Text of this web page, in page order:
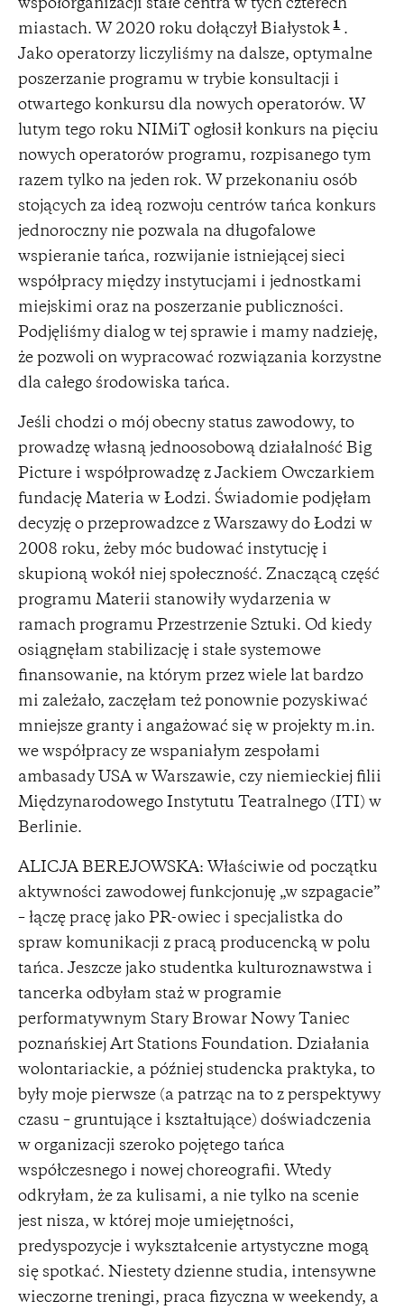
współorganizacji stałe centra w tych czterech
miastach. W 2020 roku dołączył Białystok 1 .
Jako operatorzy liczyliśmy na dalsze, optymalne
poszerzanie programu w trybie konsultacji i
otwartego konkursu dla nowych operatorów. W
lutym tego roku NIMiT ogłosił konkurs na pięciu
nowych operatorów programu, rozpisanego tym
razem tylko na jeden rok. W przekonaniu osób
stojących za ideą rozwoju centrów tańca konkurs
jednoroczny nie pozwala na długofalowe
wspieranie tańca, rozwijanie istniejącej sieci
współpracy między instytucjami i jednostkami
miejskimi oraz na poszerzanie publiczności.
Podjęliśmy dialog w tej sprawie i mamy nadzieję,
że pozwoli on wypracować rozwiązania korzystne
dla całego środowiska tańca.
Jeśli chodzi o mój obecny status zawodowy, to
prowadzę własną jednoosobową działalność Big
Picture i współprowadzę z Jackiem Owczarkiem
fundację Materia w Łodzi. Świadomie podjęłam
decyzję o przeprowadzce z Warszawy do Łodzi w
2008 roku, żeby móc budować instytucję i
skupioną wokół niej społeczność. Znaczącą część
programu Materii stanowiły wydarzenia w
ramach programu Przestrzenie Sztuki. Od kiedy
osiągnęłam stabilizację i stałe systemowe
finansowanie, na którym przez wiele lat bardzo
mi zależało, zaczęłam też ponownie pozyskiwać
mniejsze granty i angażować się w projekty m.in.
we współpracy ze wspaniałym zespołami
ambasady USA w Warszawie, czy niemieckiej filii
Międzynarodowego Instytutu Teatralnego (ITI) w
Berlinie.
ALICJA BEREJOWSKA: Właściwie od początku
aktywności zawodowej funkcjonuję „w szpagacie”
– łączę pracę jako PR-owiec i specjalistka do
spraw komunikacji z pracą producencką w polu
tańca. Jeszcze jako studentka kulturoznawstwa i
tancerka odbyłam staż w programie
performatywnym Stary Browar Nowy Taniec
poznańskiej Art Stations Foundation. Działania
wolontariackie, a później studencka praktyka, to
były moje pierwsze (a patrząc na to z perspektywy
czasu – gruntujące i kształtujące) doświadczenia
w organizacji szeroko pojętego tańca
współczesnego i nowej choreografii. Wtedy
odkryłam, że za kulisami, a nie tylko na scenie
jest nisza, w której moje umiejętności,
predyspozycje i wykształcenie artystyczne mogą
się spotkać. Niestety dzienne studia, intensywne
wieczorne treningi, praca fizyczna w weekendy, a